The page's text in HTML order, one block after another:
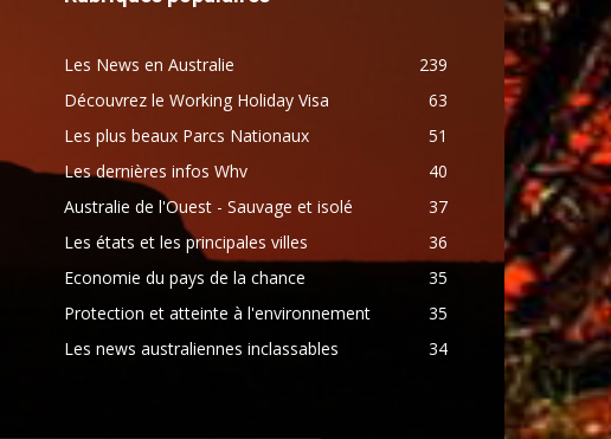
Les News en Australie
239
Découvrez le Working Holiday Visa
63
Les plus beaux Parcs Nationaux
51
Les dernières infos Whv
40
Australie de l'Ouest - Sauvage et isolé
37
Les états et les principales villes
36
Economie du pays de la chance
35
Protection et atteinte à l'environnement
35
Les news australiennes inclassables
34